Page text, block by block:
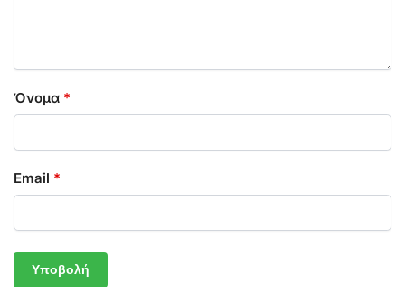
Όνομα *
Email *